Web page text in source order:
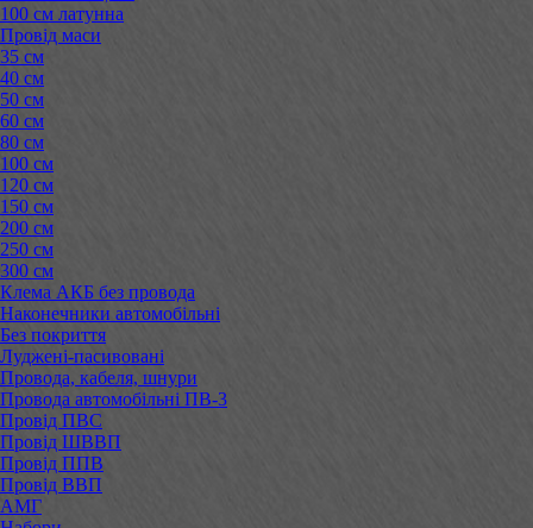
100 см латунна
Провід маси
35 см
40 см
50 см
60 см
80 см
100 см
120 см
150 см
200 см
250 см
300 см
Клема АКБ без провода
Наконечники автомобільні
Без покриття
Луджені-пасивовані
Провода, кабеля, шнури
Провода автомобільні ПВ-3
Провід ПВС
Провід ШВВП
Провід ППВ
Провід ВВП
АМГ